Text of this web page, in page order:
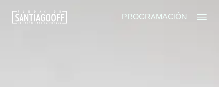
PROGRAMACIÓN